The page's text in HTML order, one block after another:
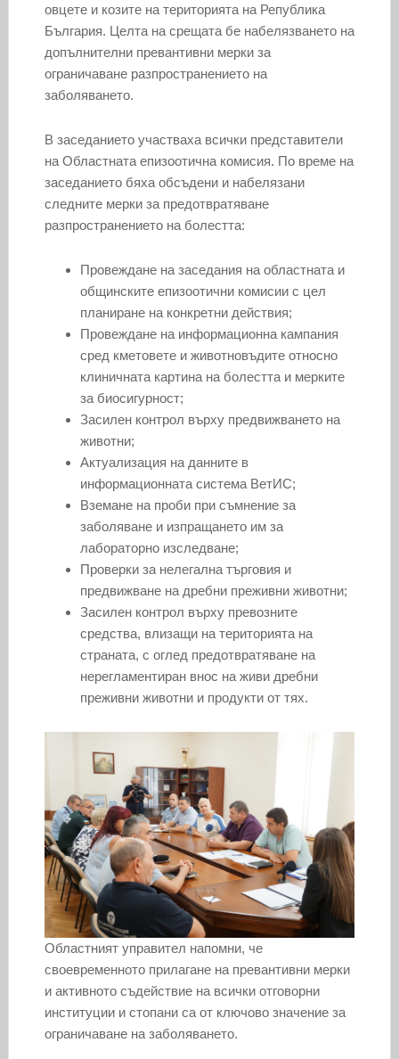
овцете и козите на територията на Република
България. Целта на срещата бе набелязването на
допълнителни превантивни мерки за
ограничаване разпространението на
заболяването.
В заседанието участваха всички представители
на Областната епизоотична комисия. По време на
заседанието бяха обсъдени и набелязани
следните мерки за предотвратяване
разпространението на болестта:
Провеждане на заседания на областната и
общинските епизоотични комисии с цел
планиране на конкретни действия;
Провеждане на информационна кампания
сред кметовете и животновъдите относно
клиничната картина на болестта и мерките
за биосигурност;
Засилен контрол върху предвижването на
животни;
Актуализация на данните в
информационната система ВетИС;
Вземане на проби при съмнение за
заболяване и изпращането им за
лабораторно изследване;
Проверки за нелегална търговия и
предвижване на дребни преживни животни;
Засилен контрол върху превозните
средства, влизащи на територията на
страната, с оглед предотвратяване на
нерегламентиран внос на живи дребни
преживни животни и продукти от тях.
Областният управител напомни, че
своевременното прилагане на превантивни мерки
и активното съдействие на всички отговорни
институции и стопани са от ключово значение за
ограничаване на заболяването.